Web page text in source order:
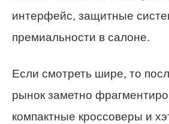
интерфейс, защитные
премиальности в салоне.
Если смотреть шире, то
рынок заметно
компактные кроссоверы и